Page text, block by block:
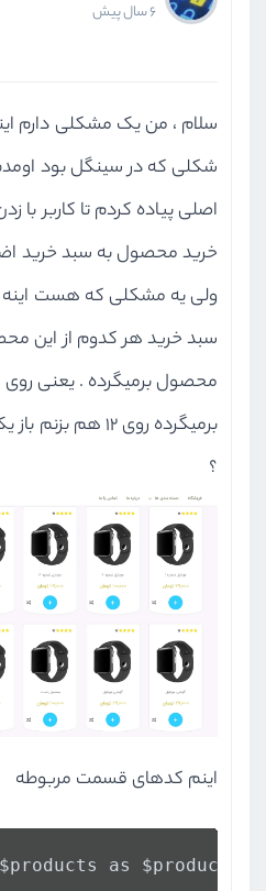
6 سال پیش
سلام ، من یک مشکلی دارم
شکلی که در سینگل بود
اصلی پیاده کردم تا کاربر با
خرید محصول به سبد خرید
ولی یه مشکلی که هست اینه
سبد خرید هر کدوم از این
برمیگرده روی 12
؟
اینم کدهای قسمت مربوطه
as $product)